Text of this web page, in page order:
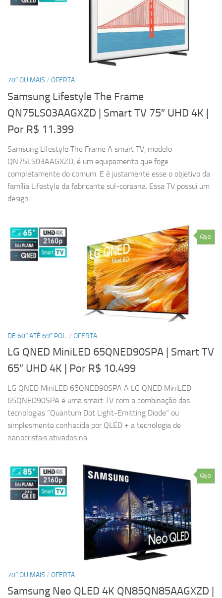
70″ OU MAIS / OFERTA
Samsung Lifestyle The Frame
QN75LS03AAGXZD | Smart TV 75″ UHD 4K |
Por R$ 11.399
Samsung Lifestyle The Frame A smart TV, modelo
QN75LS03AAGXZD, é um equipamento que foge
completamente do comum. E é justamente esse o objetivo da
família Lifestyle da fabricante sul-coreana. Essa TV possui um
design...
0
DE 60″ ATÉ 69″ POL. / OFERTA
LG QNED MiniLED 65QNED90SPA | Smart TV
65″ UHD 4K | Por R$ 10.499
LG QNED MiniLED 65QNED90SPA A LG QNED MiniLED
65QNED90SPA é uma smart TV com a combinação das
tecnologias “Quantum Dot Light-Emitting Diode” ou
simplesmente conhecida por QLED + a tecnologia de
nanocristais ativados na...
0
70″ OU MAIS / OFERTA
Samsung Neo QLED 4K QN85QN85AAGXZD |